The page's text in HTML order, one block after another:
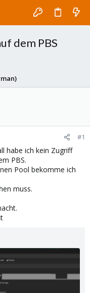
dem PBS
#1
habe ich kein Zugriff
PBS.
Pool bekomme ich
muss.